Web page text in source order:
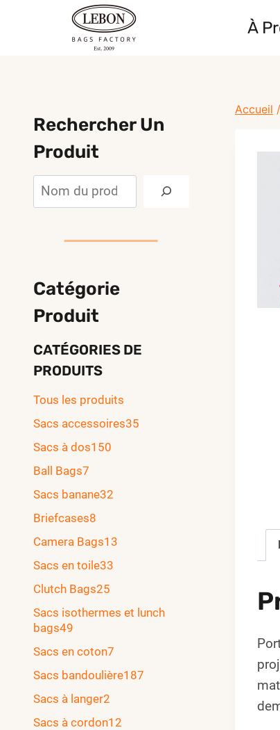
À
Accueil /
Rechercher Un
Produit
Rechercher
Catégorie
Produit
CATÉGORIES DE
PRODUITS
Tous les produits
Sacs accessoires35
Sacs à dos150
Ball Bags7
Sacs banane32
Briefcases8
Camera Bags13
Sacs en toile33
Clutch Bags25
Sacs isothermes et lunch
bags49
Sacs en coton7
Sacs bandoulière187
Sacs à langer2
Sacs à cordon12